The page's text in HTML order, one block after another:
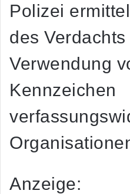
Polizei
des Verdachts
Verwendung
Kennzeichen
Anzeige: